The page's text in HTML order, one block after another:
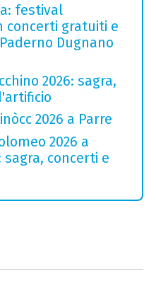
festival
concerti gratuiti e
Dugnano
2026: sagra,
2026 a Parre
2026 a
sagra, concerti e